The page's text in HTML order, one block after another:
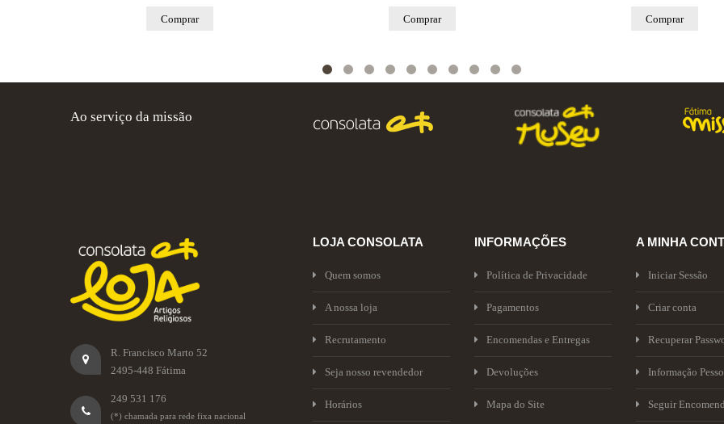
Comprar Comprar Comprar
Ao serviço da missão
R. Francisco Marto 52
2495-448 Fátima
249 531 176
(*) chamada para rede fixa nacional
LOJA CONSOLATA
Quem somos
A nossa loja
Recrutamento
Seja nosso revendedor
Horários
INFORMAÇÕES
Política de Privacidade
Pagamentos
Encomendas e Entregas
Devoluções
Mapa do Site
A MINHA
Iniciar Sessão
Criar conta
Recuperar
Informação
Seguir